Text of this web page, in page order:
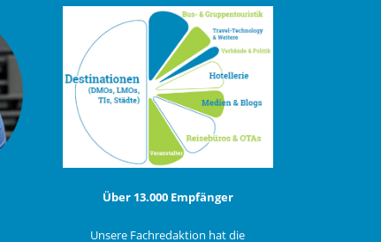
Über 13.000 Empfänger
Unsere Fachredaktion hat die